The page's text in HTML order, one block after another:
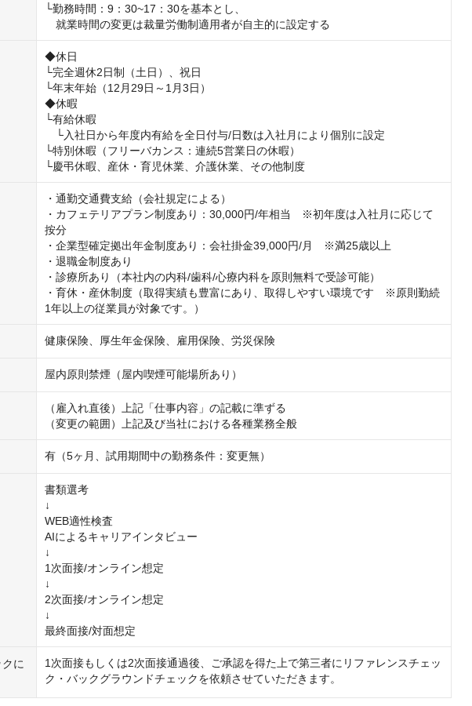
└勤務時間：9：30~17：30を基本とし、
就業時間の変更は裁量労働制適用者が自主的に設定する
◆休日
└完全週休2日制（土日）、祝日
└年末年始（12月29日～1月3日）
◆休暇
└有給休暇
└入社日から年度内有給を全日付与/日数は入社月により個別に設定
└特別休暇（フリーバカンス：連続5営業日の休暇）
└慶弔休暇、産休・育児休業、介護休業、その他制度
・通勤交通費支給（会社規定による）
・カフェテリアプラン制度あり：30,000円/年相当　※初年度は入社月に応じて
按分
・企業型確定拠出年金制度あり：会社掛金39,000円/月　※満25歳以上
・退職金制度あり
・診療所あり（本社内の内科/歯科/心療内科を原則無料で受診可能）
・育休・産休制度（取得実績も豊富にあり、取得しやすい環境です　※原則勤続
1年以上の従業員が対象です。）
健康保険、厚生年金保険、雇用保険、労災保険
屋内原則禁煙（屋内喫煙可能場所あり）
（雇入れ直後）上記「仕事内容」の記載に準ずる
（変更の範囲）上記及び当社における各種業務全般
有（5ヶ月、試用期間中の勤務条件：変更無）
書類選考
↓
WEB適性検査
AIによるキャリアインタビュー
↓
1次面接/オンライン想定
↓
2次面接/オンライン想定
↓
最終面接/対面想定
に
1次面接もしくは2次面接通過後、ご承認を得た上で第三者にリファレンスチェッ
ク・バックグラウンドチェックを依頼させていただきます。